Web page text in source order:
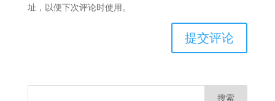
址，以便下次评论时使用。